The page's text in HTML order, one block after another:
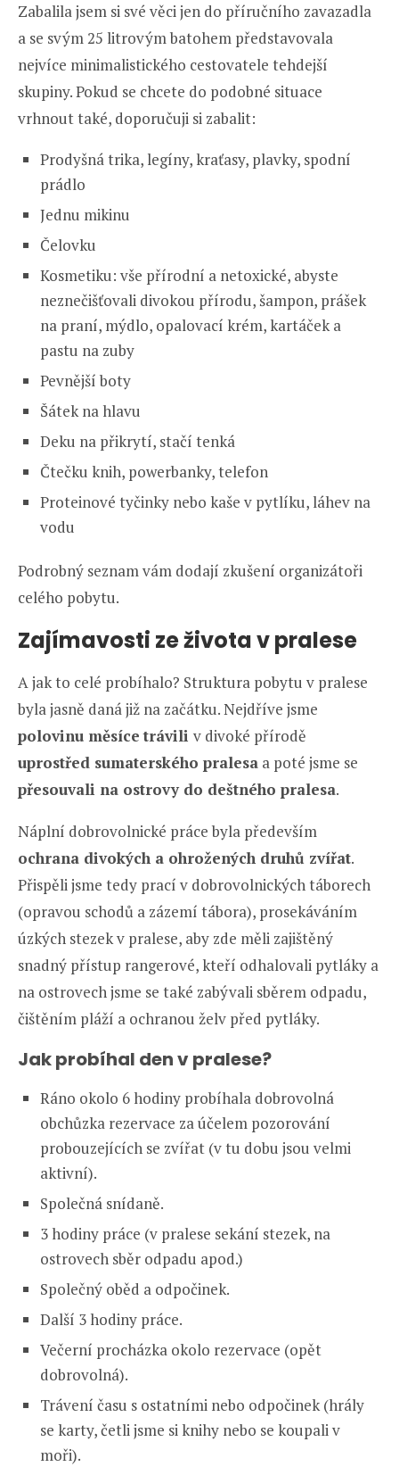
Zabalila jsem si své věci jen do příručního zavazadla
a se svým 25 litrovým batohem představovala
nejvíce minimalistického cestovatele tehdejší
skupiny. Pokud se chcete do podobné situace
vrhnout také, doporučuji si zabalit:
Prodyšná trika, legíny, kraťasy, plavky, spodní
prádlo
Jednu mikinu
Čelovku
Kosmetiku: vše přírodní a netoxické, abyste
neznečišťovali divokou přírodu, šampon, prášek
na praní, mýdlo, opalovací krém, kartáček a
pastu na zuby
Pevnější boty
Šátek na hlavu
Deku na přikrytí, stačí tenká
Čtečku knih, powerbanky, telefon
Proteinové tyčinky nebo kaše v pytlíku, láhev na
vodu
Podrobný seznam vám dodají zkušení organizátoři
celého pobytu.
Zajímavosti ze života v pralese
A jak to celé probíhalo? Struktura pobytu v pralese
byla jasně daná již na začátku. Nejdříve jsme
polovinu měsíce trávili v divoké přírodě
uprostřed sumaterského pralesa a poté jsme se
přesouvali na ostrovy do deštného pralesa.
Náplní dobrovolnické práce byla především
ochrana divokých a ohrožených druhů zvířat.
Přispěli jsme tedy prací v dobrovolnických táborech
(opravou schodů a zázemí tábora), prosekáváním
úzkých stezek v pralese, aby zde měli zajištěný
snadný přístup rangerové, kteří odhalovali pytláky a
na ostrovech jsme se také zabývali sběrem odpadu,
čištěním pláží a ochranou želv před pytláky.
Jak probíhal den v pralese?
Ráno okolo 6 hodiny probíhala dobrovolná
obchůzka rezervace za účelem pozorování
probouzejících se zvířat (v tu dobu jsou velmi
aktivní).
Společná snídaně.
3 hodiny práce (v pralese sekání stezek, na
ostrovech sběr odpadu apod.)
Společný oběd a odpočinek.
Další 3 hodiny práce.
Večerní procházka okolo rezervace (opět
dobrovolná).
Trávení času s ostatními nebo odpočinek (hrály
se karty, četli jsme si knihy nebo se koupali v
moři).